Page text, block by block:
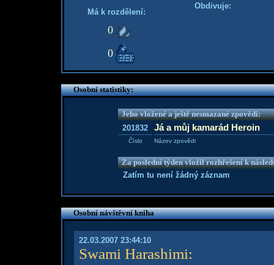
Má k rozdělení:
0
0
Obdivuje:
Osobní statistiky:
Jeho vložené a ještě nesmazané zpovědi:
201832
Já a můj kamarád Heroin
Číslo Název zpovědi
Za poslední týden vložil rozhřešení k
Zatím tu není žádný záznam
Osobní návštěvní kniha
22.03.2007 23:44:10
Swami Harashimi: